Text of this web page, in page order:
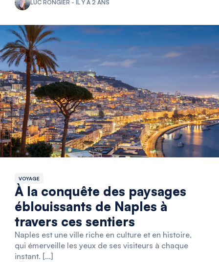
LUC RONGIER - IL Y A 2 ANS
VOYAGE
À la conquête des paysages
éblouissants de Naples à
travers ces sentiers
Naples est une ville riche en culture et en histoire,
qui émerveille les yeux de ses visiteurs à chaque
instant. […]